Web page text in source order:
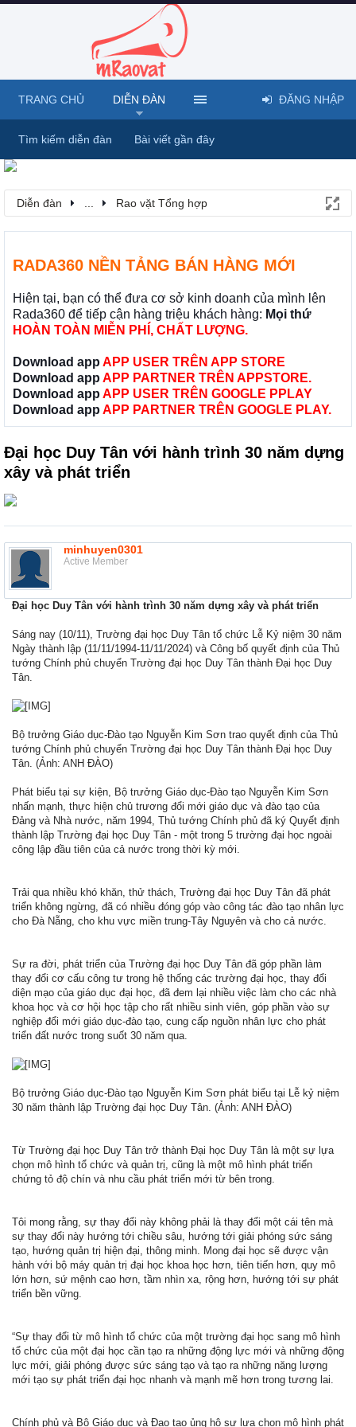
Diễn đàn Rao vặt Tổng hợp
RADA360 NỀN TẢNG BÁN HÀNG MỚI
Hiện tại, bạn có thể đưa cơ sở kinh doanh của mình lên
Rada360 để tiếp cận hàng triệu khách hàng: Mọi thứ
HOÀN TOÀN MIỄN PHÍ, CHẤT LƯỢNG.
Download app APP USER TRÊN APP STORE
Download app APP PARTNER TRÊN APPSTORE.
Download app APP USER TRÊN GOOGLE PPLAY
Download app APP PARTNER TRÊN GOOGLE PLAY.
Đại học Duy Tân với hành trình 30 năm dựng
xây và phát triển
minhuyen0301
Active Member
Đại học Duy Tân với hành trình 30 năm dựng xây và phát triển
Sáng nay (10/11), Trường đại học Duy Tân tổ chức Lễ Kỷ niệm 30 năm
Ngày thành lập (11/11/1994-11/11/2024) và Công bố quyết định của Thủ
tướng Chính phủ chuyển Trường đại học Duy Tân thành Đại học Duy
Tân.
Bộ trưởng Giáo dục-Đào tạo Nguyễn Kim Sơn trao quyết định của Thủ
tướng Chính phủ chuyển Trường đại học Duy Tân thành Đại học Duy
Tân. (Ảnh: ANH ĐÀO)
Phát biểu tại sự kiện, Bộ trưởng Giáo dục-Đào tạo Nguyễn Kim Sơn
nhấn mạnh, thực hiện chủ trương đổi mới giáo dục và đào tạo của
Đảng và Nhà nước, năm 1994, Thủ tướng Chính phủ đã ký Quyết định
thành lập Trường đại học Duy Tân - một trong 5 trường đại học ngoài
công lập đầu tiên của cả nước trong thời kỳ mới.
Trải qua nhiều khó khăn, thử thách, Trường đại học Duy Tân đã phát
triển không ngừng, đã có nhiều đóng góp vào công tác đào tạo nhân lực
cho Đà Nẵng, cho khu vực miền trung-Tây Nguyên và cho cả nước.
Sự ra đời, phát triển của Trường đại học Duy Tân đã góp phần làm
thay đổi cơ cấu công tư trong hệ thống các trường đại học, thay đổi
diện mạo của giáo dục đại học, đã đem lại nhiều việc làm cho các nhà
khoa học và cơ hội học tập cho rất nhiều sinh viên, góp phần vào sự
nghiệp đổi mới giáo dục-đào tạo, cung cấp nguồn nhân lực cho phát
triển đất nước trong suốt 30 năm qua.
Bộ trưởng Giáo dục-Đào tạo Nguyễn Kim Sơn phát biểu tại Lễ kỷ niệm
30 năm thành lập Trường đại học Duy Tân. (Ảnh: ANH ĐÀO)
Từ Trường đại học Duy Tân trở thành Đại học Duy Tân là một sự lựa
chọn mô hình tổ chức và quản trị, cũng là một mô hình phát triển
chứng tỏ độ chín và nhu cầu phát triển mới từ bên trong.
Tôi mong rằng, sự thay đổi này không phải là thay đổi một cái tên mà
sự thay đổi này hướng tới chiều sâu, hướng tới giải phóng sức sáng
tạo, hướng quản trị hiện đại, thông minh. Mong đại học sẽ được vận
hành với bộ máy quản trị đại học khoa học hơn, tiên tiến hơn, quy mô
lớn hơn, sứ mệnh cao hơn, tầm nhìn xa, rộng hơn, hướng tới sự phát
triển bền vững.
“Sự thay đổi từ mô hình tổ chức của một trường đại học sang mô hình
tổ chức của một đại học cần tạo ra những động lực mới và những động
lực mới, giải phóng được sức sáng tạo và tạo ra những năng lượng
mới tạo sự phát triển đại học nhanh và mạnh mẽ hơn trong tương lai.
Chính phủ và Bộ Giáo dục và Đạo tạo ủng hộ sự lựa chọn mô hình phát
TRANG CHỦ DIỄN ĐÀN
Tìm kiếm diễn đàn Bài viết gần đây
ĐĂNG NHẬP